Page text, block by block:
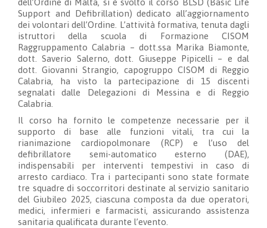
dell’Ordine di Malta, si è svolto il corso BLSD (Basic Life
Support and Defibrillation) dedicato all’aggiornamento
dei volontari dell’Ordine. L’attività formativa, tenuta dagli
istruttori della scuola di Formazione CISOM
Raggruppamento Calabria – dott.ssa Marika Biamonte,
dott. Saverio Salerno, dott. Giuseppe Pipicelli – e dal
dott. Giovanni Strangio, capogruppo CISOM di Reggio
Calabria, ha visto la partecipazione di 15 discenti
segnalati dalle Delegazioni di Messina e di Reggio
Calabria.
Il corso ha fornito le competenze necessarie per il
supporto di base alle funzioni vitali, tra cui la
rianimazione cardiopolmonare (RCP) e l’uso del
defibrillatore semi-automatico esterno (DAE),
indispensabili per interventi tempestivi in caso di
arresto cardiaco. Tra i partecipanti sono state formate
tre squadre di soccorritori destinate al servizio sanitario
del Giubileo 2025, ciascuna composta da due operatori,
medici, infermieri e farmacisti, assicurando assistenza
sanitaria qualificata durante l’evento.